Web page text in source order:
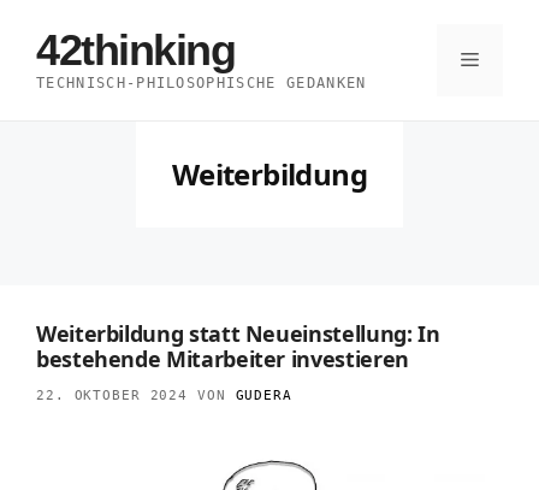
Inhalt
springen
42thinking
TECHNISCH-PHILOSOPHISCHE GEDANKEN
Menü
Weiterbildung
Weiterbildung statt Neueinstellung: In
bestehende Mitarbeiter investieren
22. OKTOBER 2024 VON GUDERA